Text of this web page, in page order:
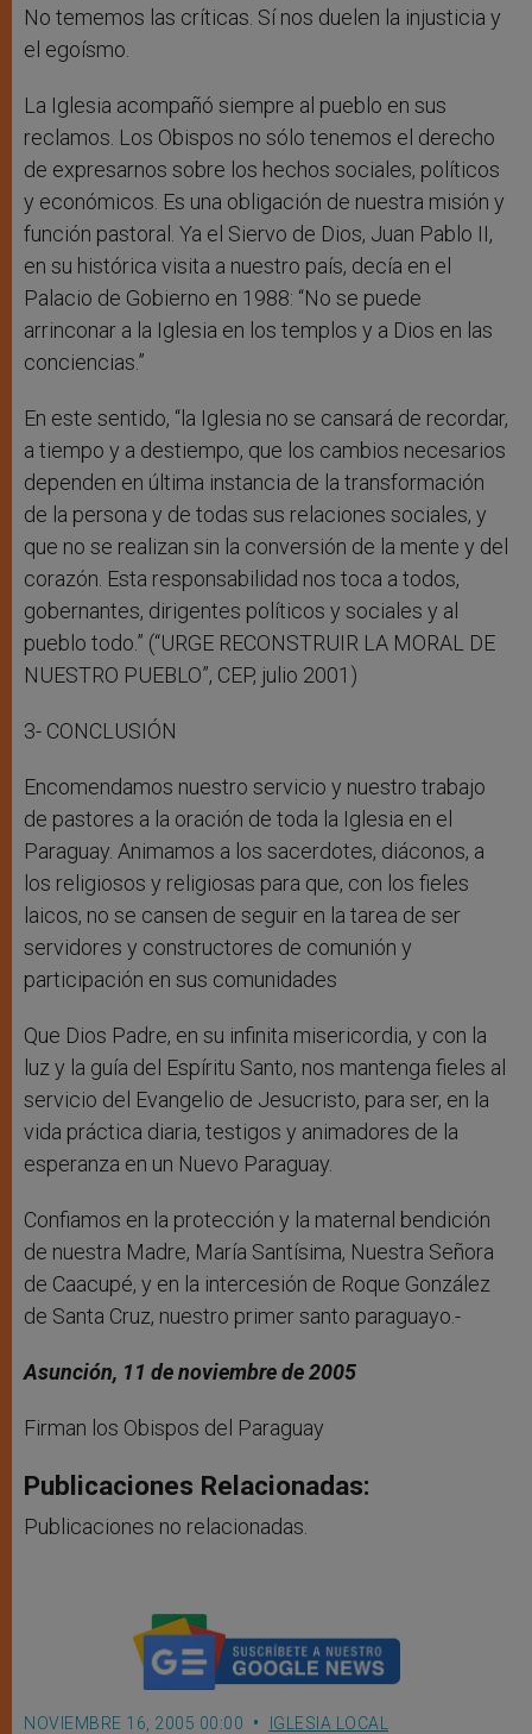
No tememos las críticas. Sí nos duelen la injusticia y
el egoísmo.
La Iglesia acompañó siempre al pueblo en sus
reclamos. Los Obispos no sólo tenemos el derecho
de expresarnos sobre los hechos sociales, políticos
y económicos. Es una obligación de nuestra misión y
función pastoral. Ya el Siervo de Dios, Juan Pablo II,
en su histórica visita a nuestro país, decía en el
Palacio de Gobierno en 1988: “No se puede
arrinconar a la Iglesia en los templos y a Dios en las
conciencias.”
En este sentido, “la Iglesia no se cansará de recordar,
a tiempo y a destiempo, que los cambios necesarios
dependen en última instancia de la transformación
de la persona y de todas sus relaciones sociales, y
que no se realizan sin la conversión de la mente y del
corazón. Esta responsabilidad nos toca a todos,
gobernantes, dirigentes políticos y sociales y al
pueblo todo.” (“URGE RECONSTRUIR LA MORAL DE
NUESTRO PUEBLO”, CEP, julio 2001)
3- CONCLUSIÓN
Encomendamos nuestro servicio y nuestro trabajo
de pastores a la oración de toda la Iglesia en el
Paraguay. Animamos a los sacerdotes, diáconos, a
los religiosos y religiosas para que, con los fieles
laicos, no se cansen de seguir en la tarea de ser
servidores y constructores de comunión y
participación en sus comunidades
Que Dios Padre, en su infinita misericordia, y con la
luz y la guía del Espíritu Santo, nos mantenga fieles al
servicio del Evangelio de Jesucristo, para ser, en la
vida práctica diaria, testigos y animadores de la
esperanza en un Nuevo Paraguay.
Confiamos en la protección y la maternal bendición
de nuestra Madre, María Santísima, Nuestra Señora
de Caacupé, y en la intercesión de Roque González
de Santa Cruz, nuestro primer santo paraguayo.-
Asunción, 11 de noviembre de 2005
Firman los Obispos del Paraguay
Publicaciones Relacionadas:
Publicaciones no relacionadas.
NOVIEMBRE 16, 2005 00:00 IGLESIA LOCAL